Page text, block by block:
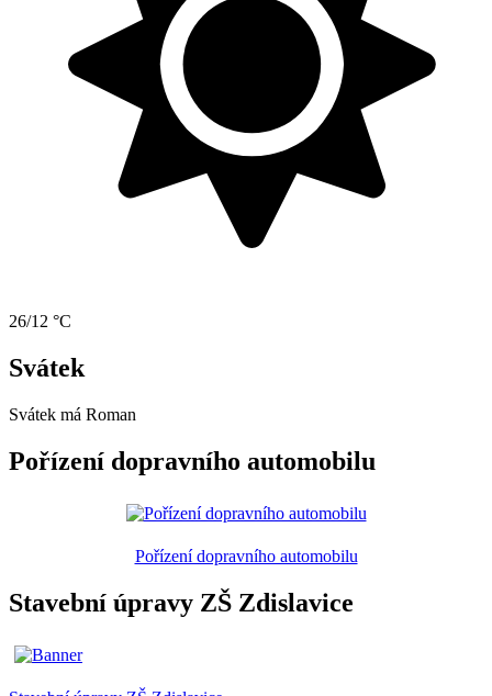
26/12 °C
Svátek
Svátek má Roman
Pořízení dopravního automobilu
Pořízení dopravního automobilu
Stavební úpravy ZŠ Zdislavice